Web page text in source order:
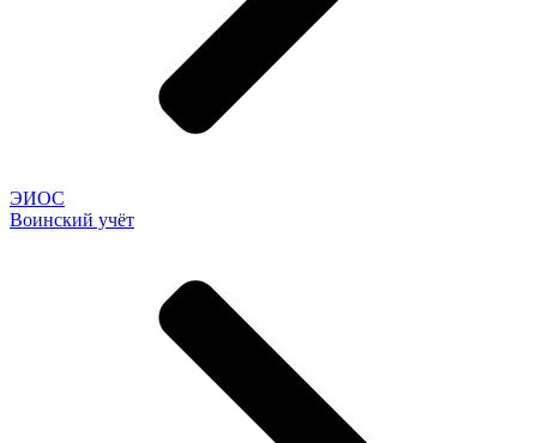
ЭИОС
Воинский учёт